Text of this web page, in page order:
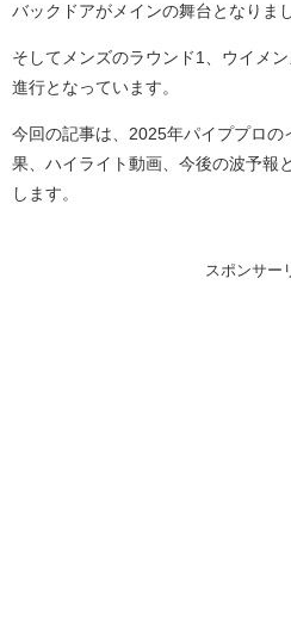
バックドアがメインの舞台となりま
そしてメンズのラウンド1、ウイメ
進行となっています。
今回の記事は、2025年パイププロの
果、ハイライト動画、今後の波予報
します。
スポンサー